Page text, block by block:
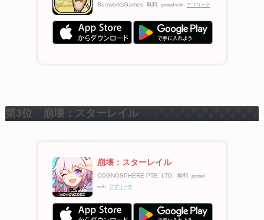
BeeworksGames 無料 posted with アプリーチ
第3位 崩壊：スターレイル
崩壊：スターレイル
COGNOSPHERE PTE. LTD. 無料
posted
with
アプリーチ